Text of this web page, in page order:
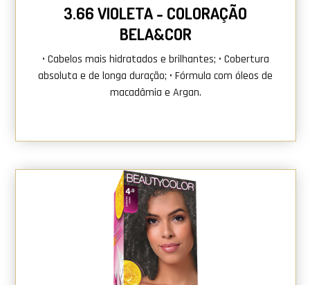
3.66 VIOLETA - COLORAÇÃO
BELA&COR
• Cabelos mais hidratados e brilhantes; • Cobertura
absoluta e de longa duração; • Fórmula com óleos de
macadâmia e Argan.